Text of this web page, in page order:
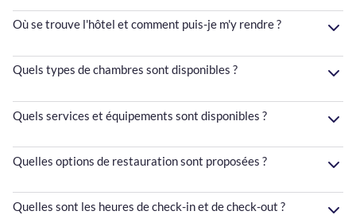
Où se trouve l'hôtel et comment puis-je m'y rendre ?
Quels types de chambres sont disponibles ?
Quels services et équipements sont disponibles ?
Quelles options de restauration sont proposées ?
Quelles sont les heures de check-in et de check-out ?